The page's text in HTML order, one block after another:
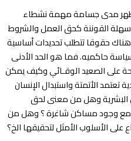
مدى جسامة مهمة نشطاء
القوننة كحق العمل والشروط
هناك حقوقا تتطلب تحديدات أساسية
حاكميه. فما هو الحد الأدنى
على الصعيد الوقـائي وكيف يمكن
الأتمتة واستبدال الإنسان
البشرية وهل من معنى لحق
مع وجود مساكن شاغرة ؟ وهل من
الأسلوب الأمثل لتحقيقها الخ؟